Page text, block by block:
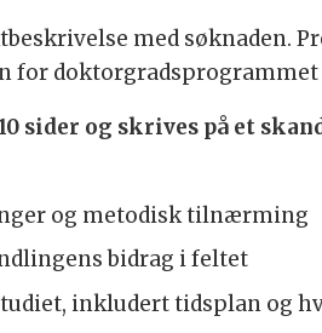
med søknaden.
for
sider og skrives på et
og metodisk tilnærming
bidrag i feltet
inkludert tidsplan og